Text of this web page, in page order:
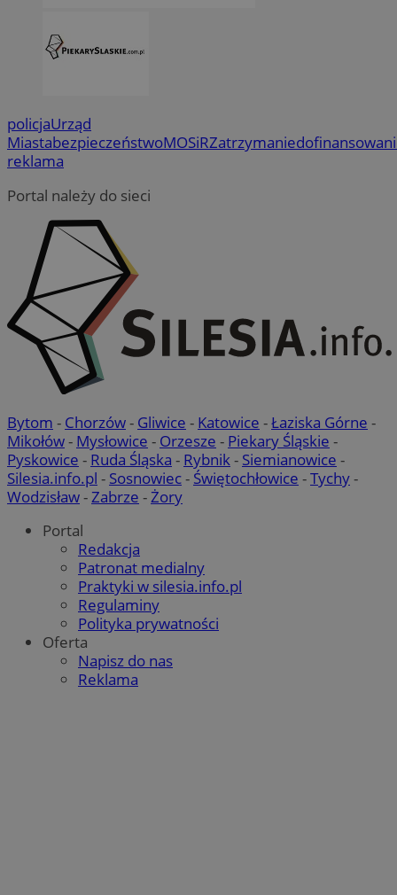
policjaUrząd
MiastabezpieczeństwoMOSiRZatrzymanie
reklama
Portal należy do sieci
Bytom - Chorzów- Gliwice - Katowice -Łaziska Górne -
Mikołów- Mysłowice - Orzesze - Piekary Śląskie -
Pyskowice - Ruda Śląska - Rybnik- Siemianowice -
Silesia.info.pl - Sosnowiec- Świętochłowice -Tychy-
Wodzisław-Zabrze -Żory
Portal
Redakcja
Patronat medialny
Praktyki w silesia.info.pl
Regulaminy
Polityka prywatności
Oferta
Napisz do nas
Reklama